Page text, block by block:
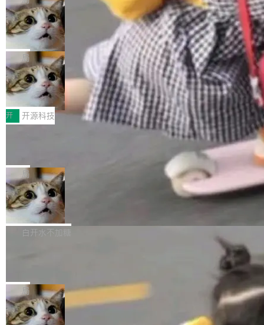
现实 过去两年，CIO们的焦虑清单上多了两项：
一是如何让大模型和智能体应用安全地从PoC走
向生产，二是如何让测试团队跟得上AI应用...
设置，如果用布尔值 + 可空字段来表示——bool
ean 表示是否可切换，nullable 的默认模式、浅
色方案、深色方案——会产生大量无意义的组
合。方案缺了、配置冲突了、全 null 了。要知道
哪些组合有效，作者说，你得靠"文档、校验、或
者部落知识"。 换个写法。Rust 的 enum，两个
变体：Switchable...
个"AI 知识库 + 聊天机器人"——每个大厂都在
做，没什么新鲜的。 但 Kenton Varda 在 Twitte
r 上把事情说清楚了： 今天我们发布了 Cloudfla
re OS，一个带连接器的聊天机器人，跟其他所
有科技公司做的一样。只不过，实际上它不一
样。这是 Sandstorm.io 的重制版，我十年前的
那个创业公司。不同的是，这次它构建在 Cloudf
lare Workers 上——我花了九年时间搭建的平台
——并且深度集成了 AI。这基本上是我十年秘密
Deno 团队开源 Celld，可自托管的分
布式 Durable Objects
Ryan Dahl 领导的 Deno 团队推出了最新开源项
目 Celld，一个能在自己机器上运行 Cloudflare
Workers 和 Durable Objects 的守护进程。 设
计思路很直接：每个对象是一个独立的 SQLite
数据库，按名称寻址，复制到你自己的 S3 兼容
存储库里。节点之间只通过这个存储库协调——
没有控制平面，没有共识协议。每个对象自带一
个小型数据库，应用天然按分片构建，单个数据
库的竞争和爆炸半径问题在设计层面就被消除
了。 闲置的 cell 会休眠到几乎不占资源。当 cel
l 迁移或唤醒时，新宿主从 S3 恢复 SQLite 数据
库继续执行。存储库是持久化的唯一真相...
局
鲁大师7月新机性能/流畅/AI榜：vivo夺
性能、流畅双第一，三星Galaxy Z系列
新折叠缺席
2026年7月的手机市场，由于存储等硬件成本暴
增，手机厂商的日子也不好过啊，新机速度明显
放缓，因此硝烟味淡了许多。新机参数规格除开
高价的三星折叠（三星Galaxy Z Fold8 Ultra / Z
Fold8 / Z Flip8）外，其余要么是中低端机器，
例如iQOO Z11i、REDMI Note 17、REDMI No
te 17 Pro、OPPO K15，要么是vivo X300 E这
样的次旗舰。 Galaxy Z Fold8 Ultra / Z Fold8 /
Z Flip8三款折叠屏新机均在7月22日发布，且全
部搭载骁龙8 Elite Gen5 for Galaxy，它们本该
开 开源科技
Zed 编辑器团队发布了新项目——DeltaDB，一
个在 git commit 之间记录每一次编辑操作的版
本控制系统。目前处于 Early Access 阶段。 De
ltaDB 的核心思路直接写在 landing page 最显
眼的位置：「Software is made between com
mits」——软件是在 commit 之间写出来的。git
是把这段空隙补上。 回退到任何一次编辑：Delt
aDB 捕获 commit 之间的每一次操作，...
局
SpaceXAI 单季资本开支达 183 亿美元
根据风险投资人Tomer Tunguz 博客（VC 分
析）披露的最新分析与第二季度业绩报告，Spac
微软同期总资本开支的四成。 与亚马逊、Alpha
bet、微软以及 Meta 等传统科技巨头相比，Spa
ceXAI的资金消耗速度尤为引人瞩目。然而，支
白开水不加糖
一个在终端里运行的编程 agent；Muse Spark
1.2，驱动这个 agent 的新模型。一句话概括：
你可以用 curl -fsSL https://dev.meta.ai/install.
局
美团开源 LoHoSearch，用知识图谱校